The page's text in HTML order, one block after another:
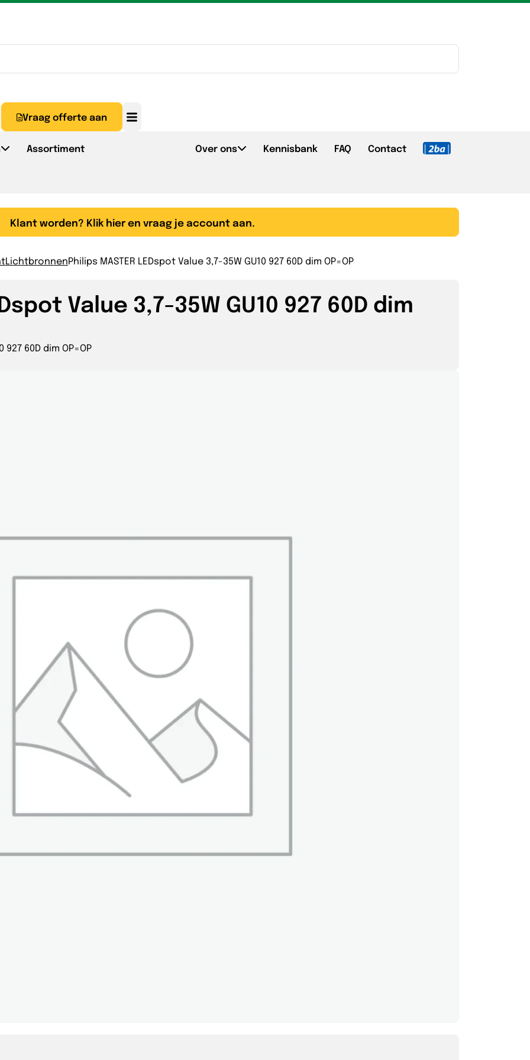
Vraag offerte aan
Assortiment Over ons Kennisbank FAQ Contact
Klant worden? Klik hier en vraag je account aan.
LichtbronnenPhilips MASTER LEDspot Value 3,7-35W GU10 927 60D dim OP=OP
Value 3,7-35W GU10 927 60D dim
927 60D dim OP=OP